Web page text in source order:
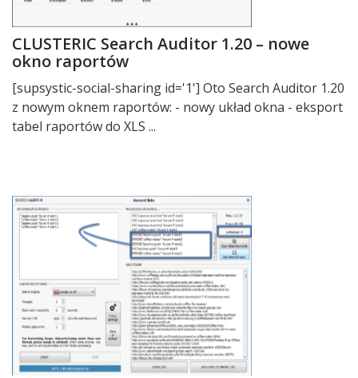
CLUSTERIC Search Auditor 1.20 – nowe
okno raportów
[supsystic-social-sharing id='1'] Oto Search Auditor 1.20
z nowym oknem raportów: - nowy układ okna - eksport
tabel raportów do XLS ...